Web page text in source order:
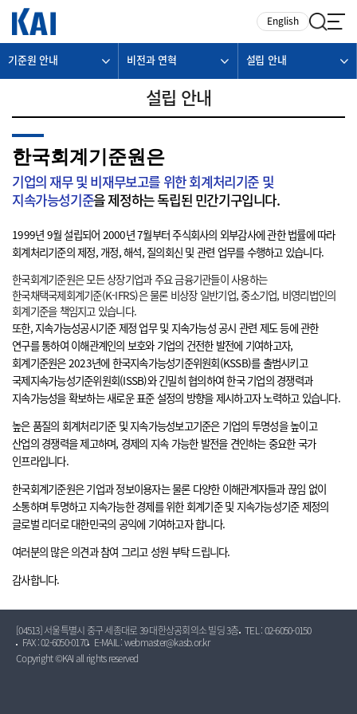
English
기준원 안내 비전과 연혁 설립 안내
설립 안내
한국회계기준원은
기업의 재무 및 비재무보고를 위한 회계처리기준 및
지속가능성기준을 제정하는 독립된 민간기구입니다.
1999년 9월 설립되어 2000년 7월부터 주식회사의 외부감사에 관한 법률에 따라
회계처리기준의 제정, 개정, 해석, 질의회신 및 관련 업무를 수행하고 있습니다.
한국회계기준원은 모든 상장기업과 주요 금융기관들이 사용하는
한국채택국제회계기준(K-IFRS)은 물론 비상장 일반기업, 중소기업, 비영리법인의
회계기준을 책임지고 있습니다.
또한, 지속가능성공시기준 제정 업무 및 지속가능성 공시 관련 제도 등에 관한
연구를 통하여 이해관계인의 보호와 기업의 건전한 발전에 기여하고자,
회계기준원은 2023년에 한국지속가능성기준위원회(KSSB)를 출범시키고
국제지속가능성기준위원회(ISSB)와 긴밀히 협의하여 한국 기업의 경쟁력과
지속가능성을 확보하는 새로운 표준 설정의 방향을 제시하고자 노력하고 있습니다.
높은 품질의 회계처리기준 및 지속가능성보고기준은 기업의 투명성을 높이고
산업의 경쟁력을 제고하며, 경제의 지속 가능한 발전을 견인하는 중요한 국가
인프라입니다.
한국회계기준원은 기업과 정보이용자는 물론 다양한 이해관계자들과 끊임 없이
소통하며 투명하고 지속가능한 경제를 위한 회계기준 및 지속가능성기준 제정의
글로벌 리더로 대한민국의 공익에 기여하고자 합니다.
여러분의 많은 의견과 참여 그리고 성원 부탁 드립니다.
감사합니다.
[04513] 서울특별시 중구 세종대로 39 대한상공회의소 빌딩 3층 TEL : 02-6050-0150
FAX : 02-6050-0170
E-MAIL : webmaster@kasb.or.kr
Copyright ©KAI all rights reserved